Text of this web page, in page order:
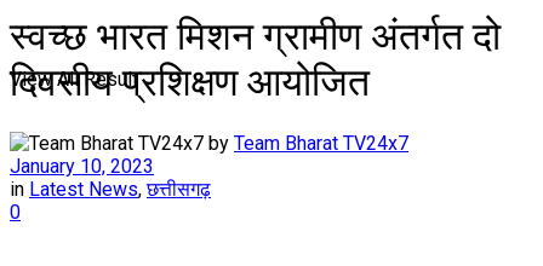
View All Result
स्वच्छ भारत मिशन ग्रामीण अंतर्गत दो
दिवसीय प्रशिक्षण आयोजित
by Team Bharat TV24x7
January 10, 2023
in Latest News,छत्तीसगढ़
0